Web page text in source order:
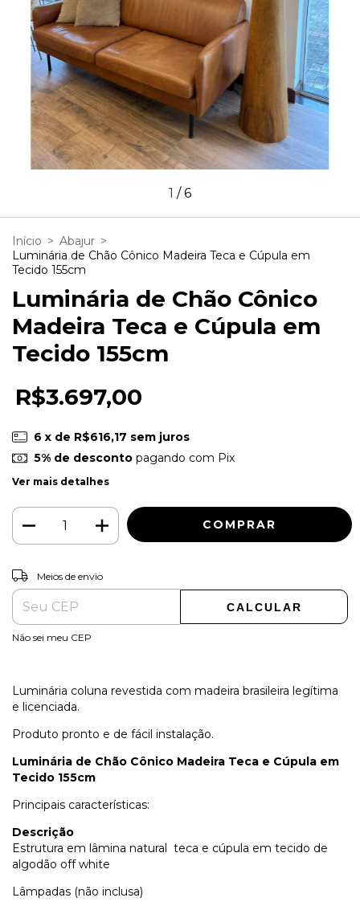
1 /6
Início > Abajur >
Luminária de Chão Cônico Madeira Teca e Cúpula em
Tecido 155cm
Luminária de Chão Cônico
Madeira Teca e Cúpula em
Tecido 155cm
R$3.697,00
6 x de R$616,17 sem juros
5% de descontopagando com Pix
Ver mais detalhes
Entregas para o CEP:
Meios de envio
CALCULAR
Não sei meu CEP
Luminária coluna revestida com madeira brasileira legítima
e licenciada.
Produto pronto e de fácil instalação.
Luminária de Chão Cônico Madeira Teca e Cúpula em
Tecido 155cm
Principais características:
Descrição
Estrutura em lâmina natural teca e cúpula em tecido de
algodão off white
Lâmpadas (não inclusa)